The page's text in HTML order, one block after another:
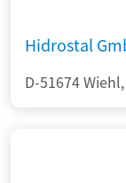
Hidrostal
D-51674